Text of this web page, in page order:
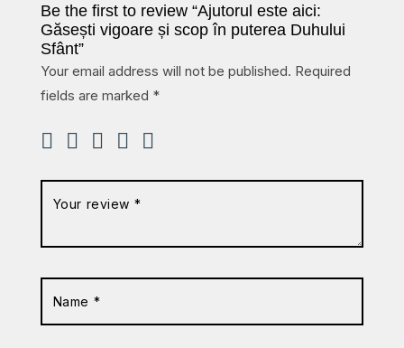
Be the first to review “Ajutorul este aici:
Găsești vigoare și scop în puterea Duhului
Sfânt”
Your email address will not be published. Required
fields are marked *